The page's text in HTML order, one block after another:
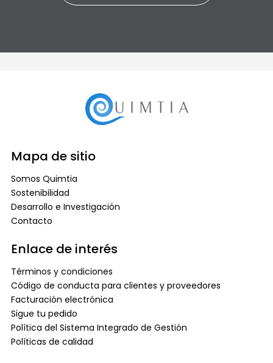
Mapa de sitio
Somos Quimtia
Sostenibilidad
Desarrollo e Investigación
Contacto
Enlace de interés
Términos y condiciones
Código de conducta para clientes y proveedores
Facturación electrónica
Sigue tu pedido
Política del Sistema Integrado de Gestión
Políticas de calidad